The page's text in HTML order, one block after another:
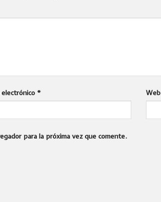
* Web
para la próxima vez que comente.